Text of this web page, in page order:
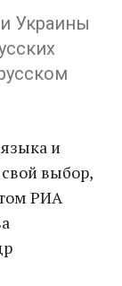
Украины
и
выбор,
РИА